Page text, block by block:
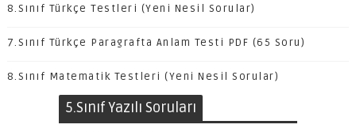
8.Sınıf Türkçe Testleri (Yeni Nesil Sorular)
7.Sınıf Türkçe Paragrafta Anlam Testi PDF (65 Soru)
8.Sınıf Matematik Testleri (Yeni Nesil Sorular)
5.Sınıf Yazılı Soruları